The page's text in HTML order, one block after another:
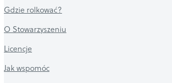
Gdzie rolkować?
O Stowarzyszeniu
Licencje
Jak wspomóc